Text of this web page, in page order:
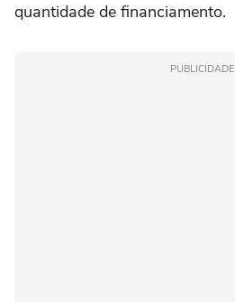
quantidade de financiamento.
PUBLICIDADE